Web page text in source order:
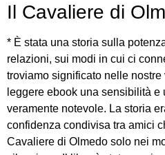
Il Cavaliere di
* È stata una storia sulla
relazioni, sui modi in cui ci
troviamo significato nelle nostre
leggere ebook una sensibilità e
veramente notevole. La storia
confidenza condivisa tra amici
Cavaliere di Olmedo solo nei